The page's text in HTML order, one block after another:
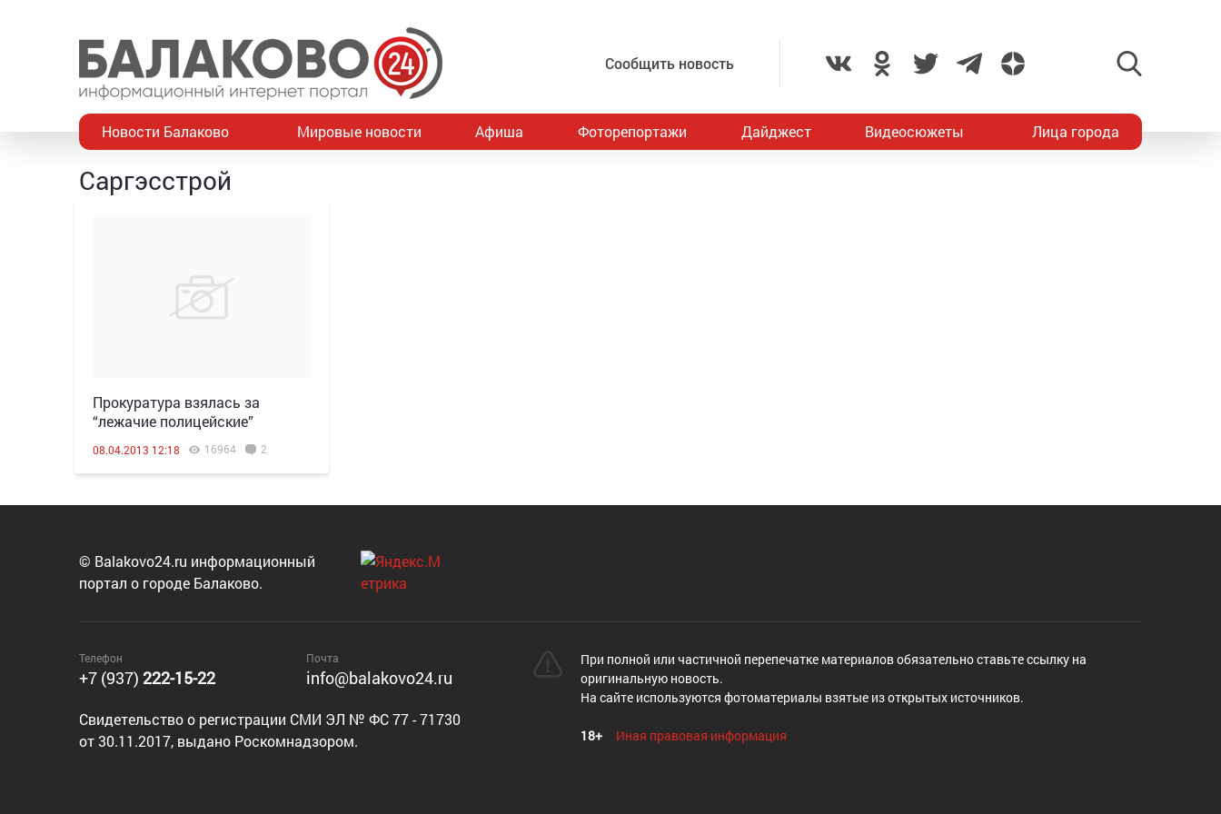
Сообщить новость
Новости Балаково Мировые новости Афиша Фоторепортажи Дайджест Видеосюжеты Лица города
Саргэсстрой
Прокуратура взялась за
“лежачие полицейские”
08.04.2013 12:18 16964 2
© Balakovo24.ru информационный
портал о городе Балаково.
Телефон
+7 (937) 222-15-22
Почта
info@balakovo24.ru
Cвидетельство о регистрации СМИ ЭЛ № ФС 77 - 71730
от 30.11.2017, выдано Роскомнадзором.
При полной или частичной перепечатке материалов обязательно ставьте ссылку на
оригинальную новость.
На сайте используются фотоматериалы взятые из открытых источников.
18+ Иная правовая информация